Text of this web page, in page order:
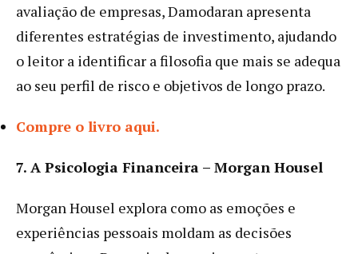
avaliação de empresas, Damodaran apresenta
diferentes estratégias de investimento, ajudando
o leitor a identificar a filosofia que mais se adequa
ao seu perfil de risco e objetivos de longo prazo.
Compre o livro aqui.
7. A Psicologia Financeira – Morgan Housel
Morgan Housel explora como as emoções e
experiências pessoais moldam as decisões